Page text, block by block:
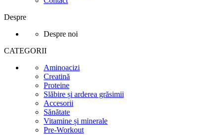
Despre
Despre noi
CATEGORII
Aminoacizi
Creatină
Proteine
Slăbire și arderea grăsimii
Accesorii
Sănătate
Vitamine și minerale
Pre-Workout